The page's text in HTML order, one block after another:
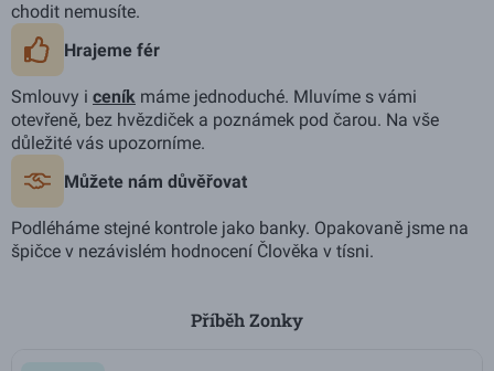
chodit nemusíte.
Hrajeme fér
Smlouvy i ceník máme jednoduché. Mluvíme s vámi
otevřeně, bez hvězdiček a poznámek pod čarou. Na vše
důležité vás upozorníme.
Můžete nám důvěřovat
Podléháme stejné kontrole jako banky. Opakovaně jsme na
špičce v nezávislém hodnocení Člověka v tísni.
Příběh Zonky